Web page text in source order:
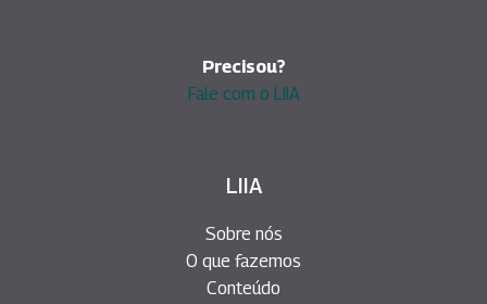
Precisou?
Fale com o LIIA
LIIA
Sobre nós
O que fazemos
Conteúdo